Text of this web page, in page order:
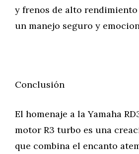
y frenos de alto
un manejo seguro y
Conclusión
El homenaje a la Yamaha
motor R3 turbo es una
que combina el encanto